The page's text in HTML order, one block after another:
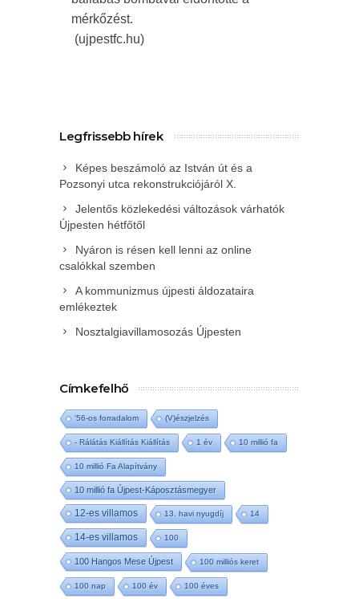
mérkőzést.
(ujpestfc.hu)
Legfrissebb hírek
Képes beszámoló az István út és a
Pozsonyi utca rekonstrukciójáról X.
Jelentős közlekedési változások várhatók
Újpesten hétfőtől
Nyáron is résen kell lenni az online
csalókkal szemben
A kommunizmus újpesti áldozataira
emlékeztek
Nosztalgiavillamosozás Újpesten
Címkefelhő
'56-os forradalom (V)észjelzés
- Rálátás Kiállítás Kiállítás 1 év 10 millió fa
10 millió Fa Alapítvány
10 millió fa Újpest-Káposztásmegyer
12-es villamos 13. havi nyugdíj 14
14-es villamos 100
100 Hangos Mese Újpest 100 milliós keret
100 nap 100 év 100 éves